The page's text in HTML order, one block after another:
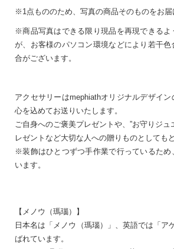
※1点もののため、写真の商品そのものをお届
※商品写真はできる限り現品を再現できるよ
が、お客様のパソコン環境などにより若干
合がございます。
アクセサリーはmephiathオリジナルデザイン
心を込めてお送りいたします。
ご自身へのご褒美プレゼントや、”お守りジュ
レゼントなど大切な人への贈りものとしてもど
※装飾はひとつずつ手作業で行っているため
います。
【メノウ（瑪瑙）】
日本名は「メノウ（瑪瑙）」、英語では「ア
ばれています。